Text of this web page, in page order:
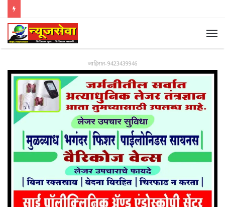
जाहिरात-9423439946